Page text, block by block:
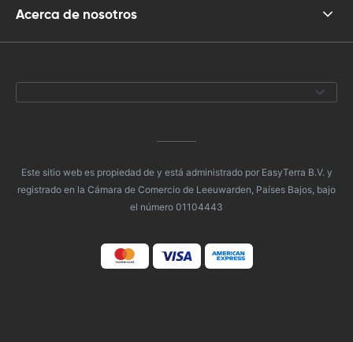
Acerca de nosotros
Este sitio web es propiedad de y está administrado por EasyTerra B.V. y
registrado en la Cámara de Comercio de Leeuwarden, Países Bajos, bajo
el número 01104443